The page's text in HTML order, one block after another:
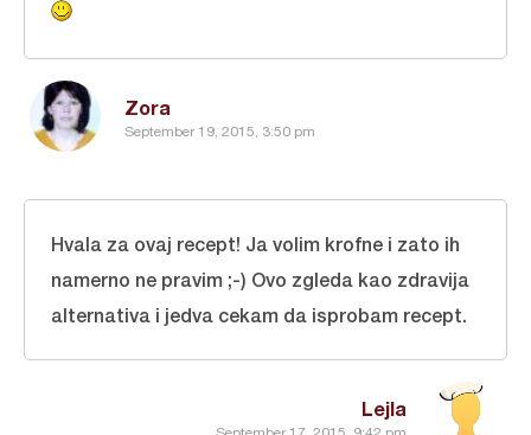
Zora
September 19, 2015, 3:50 pm
Lejla
Hvala za ovaj recept! Ja volim krofne i zato ih
namerno ne pravim ;-) Ovo zgleda kao zdravija
alternativa i jedva cekam da isprobam recept.